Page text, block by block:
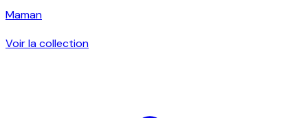
Maman
Voir la collection